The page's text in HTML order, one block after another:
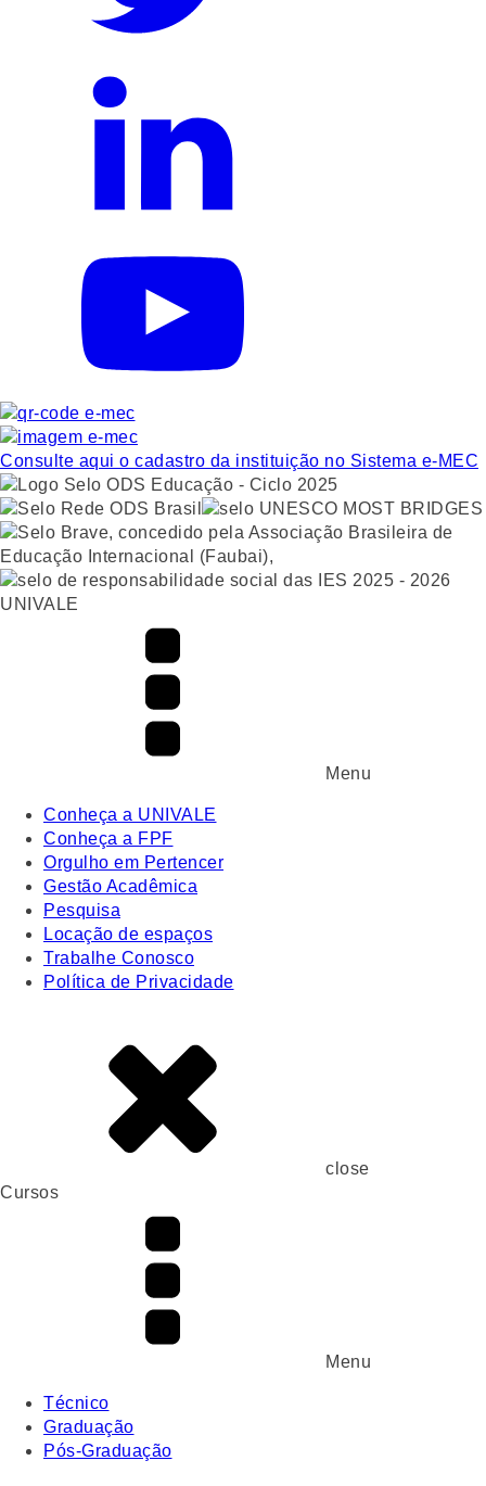
Consulte aqui o cadastro da instituição no Sistema e-MEC
UNIVALE
Menu
Conheça a UNIVALE
Conheça a FPF
Orgulho em Pertencer
Gestão Acadêmica
Pesquisa
Locação de espaços
Trabalhe Conosco
Política de Privacidade
close
Cursos
Menu
Técnico
Graduação
Pós-Graduação